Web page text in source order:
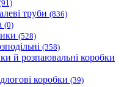
труби (836)
(0)
(528)
(358)
й розпаювальні коробки
коробки (39)